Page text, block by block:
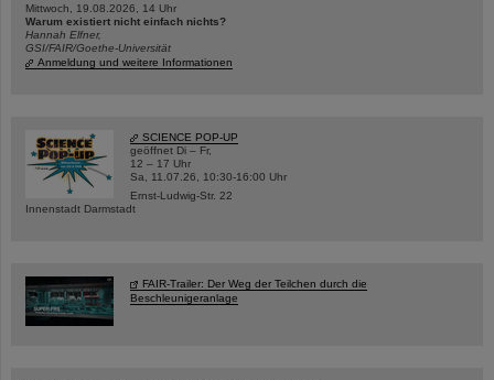
Mittwoch, 19.08.2026, 14 Uhr
Warum existiert nicht einfach nichts?
Hannah Elfner,
GSI/FAIR/Goethe-Universität
Anmeldung und weitere Informationen
SCIENCE POP-UP
geöffnet Di – Fr,
12 – 17 Uhr
Sa, 11.07.26, 10:30-16:00 Uhr
Ernst-Ludwig-Str. 22
Innenstadt Darmstadt
FAIR-Trailer: Der Weg der Teilchen durch die
Beschleunigeranlage